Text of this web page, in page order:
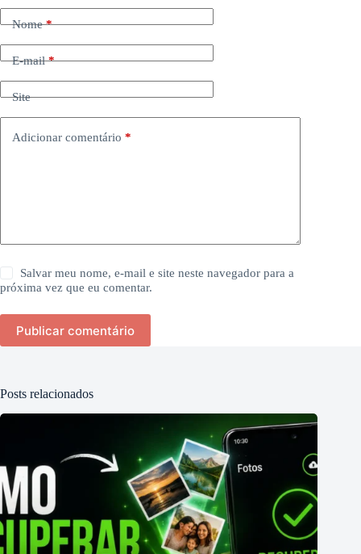
Nome*
E-mail*
Site
Adicionar comentário *
Salvar meu nome, e-mail e site neste navegador para a
próxima vez que eu comentar.
Publicar comentário
Posts relacionados